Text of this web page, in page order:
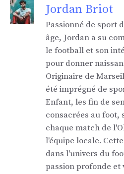
Jordan Briot
Passionné de sport
âge, Jordan a su
le football et son
pour donner
Originaire de
été imprégné de
Enfant, les fin de
consacrées au foot,
chaque match de
l'équipe locale.
dans l'univers du
passion profonde et